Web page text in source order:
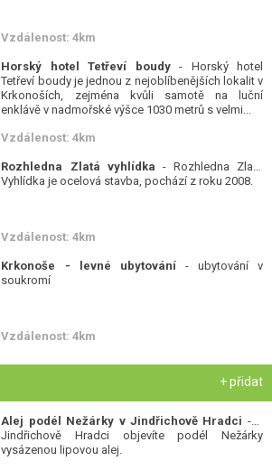
Vzdálenost: 4km
Horský hotel Tetřeví boudy- Horský hotel
Tetřeví boudy je jednou z nejoblíbenějších lokalit v
Krkonoších, zejména kvůli samotě na luční
enklávě v nadmořské výšce 1030 metrů s velmi...
Vzdálenost: 4km
Rozhledna Zlatá vyhlídka - Rozhledna Zlatá
Vyhlídka je ocelová stavba, pochází z roku 2008.
Vzdálenost: 4km
Krkonoše - levné ubytování- ubytování v
soukromí
Vzdálenost: 4km
+ přidat
Alej podél Nežárky v Jindřichově Hradci - V
Jindřichově Hradci objevíte podél Nežárky
vysázenou lipovou alej.